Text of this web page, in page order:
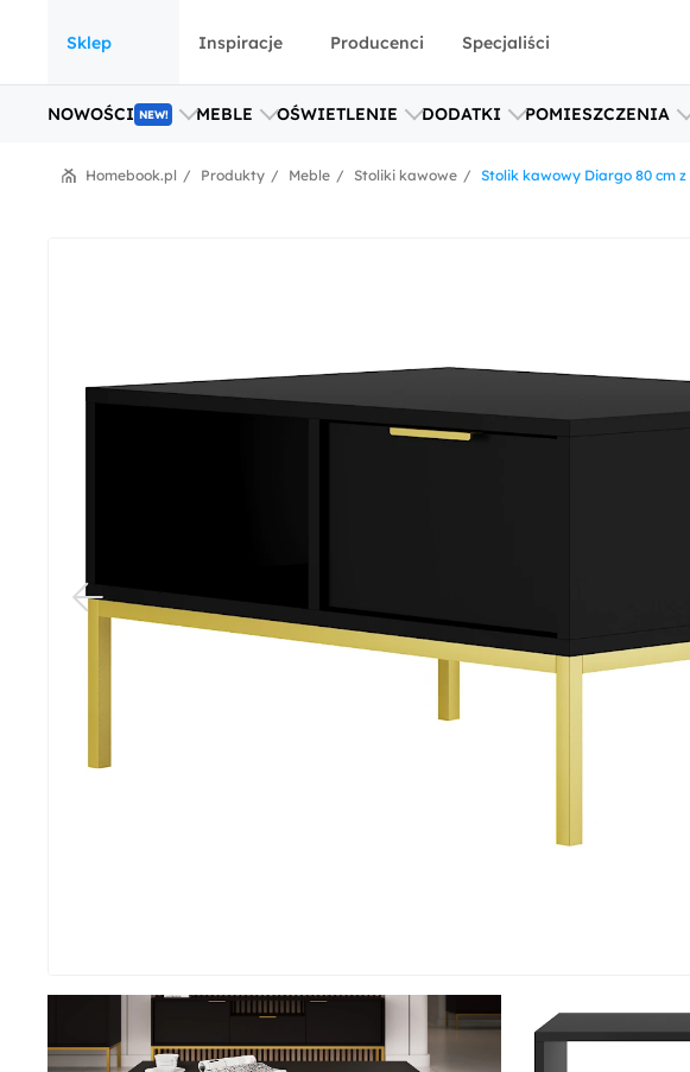
Sklep
NOWOŚCI NEW! MEBLE OŚWIETLENIE DODATKI POMIESZCZENIA
Inspiracje Producenci Specjaliści
Stolik kawowy Diargo 80 cm
Stoliki kawowe
Meble
Produkty
Homebook.pl